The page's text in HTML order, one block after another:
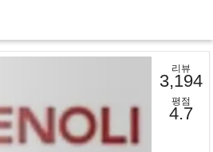
리뷰
3,194
평점
4.7